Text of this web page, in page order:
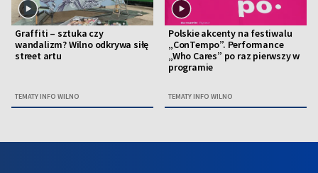
Graffiti – sztuka czy
wandalizm? Wilno odkrywa siłę
street artu
TEMATY INFO WILNO
Polskie akcenty na festiwalu
„ConTempo”. Performance
„Who Cares” po raz pierwszy w
programie
TEMATY INFO WILNO